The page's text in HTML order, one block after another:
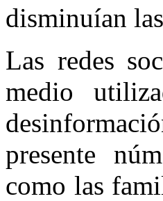
disminuían
Las redes
medio
presente
como las